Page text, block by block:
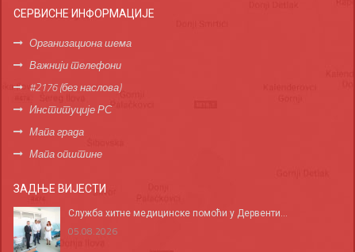
СЕРВИСНЕ ИНФОРМАЦИЈЕ
Организациона шема
Важнији телефони
#2176 (без наслова)
Институције РС
Мапа града
Мапа општине
ЗАДЊЕ ВИЈЕСТИ
Служба хитне медицинске помоћи у Дервенти...
05.08.2026